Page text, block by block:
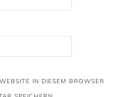
IN DIESEM BROWSER